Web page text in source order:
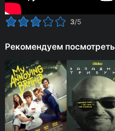
3/5
Рекомендуем посмотреть